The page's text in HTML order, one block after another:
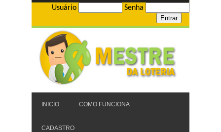
Usuário Senha
INICIO COMO FUNCIONA
CADASTRO